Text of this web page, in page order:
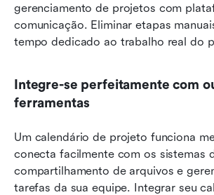
gerenciamento de projetos com
comunicação. Eliminar etapas
tempo dedicado ao trabalho real do
Integre-se perfeitamente com
ferramentas
Um calendário de projeto funciona
conecta facilmente com os sistemas
compartilhamento de arquivos e
tarefas da sua equipe. Integrar seu